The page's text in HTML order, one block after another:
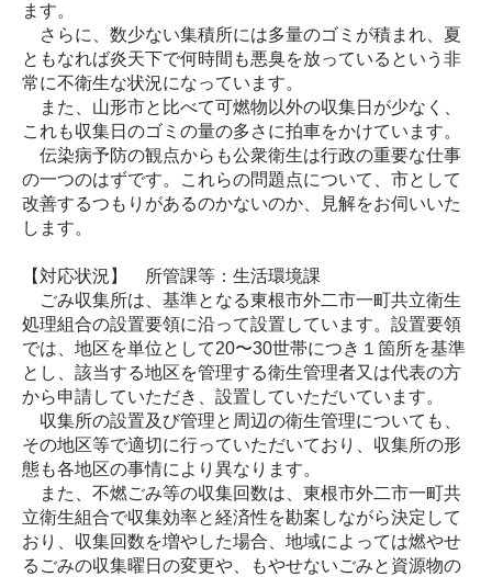
ます。
さらに、数少ない集積所には多量のゴミが積まれ、夏
ともなれば炎天下で何時間も悪臭を放っているという非
常に不衛生な状況になっています。
また、山形市と比べて可燃物以外の収集日が少なく、
これも収集日のゴミの量の多さに拍車をかけています。
伝染病予防の観点からも公衆衛生は行政の重要な仕事
の一つのはずです。これらの問題点について、市として
改善するつもりがあるのかないのか、見解をお伺いいた
します。
【対応状況】 所管課等：生活環境課
ごみ収集所は、基準となる東根市外二市一町共立衛生
処理組合の設置要領に沿って設置しています。設置要領
では、地区を単位として20〜30世帯につき１箇所を基準
とし、該当する地区を管理する衛生管理者又は代表の方
から申請していただき、設置していただいています。
収集所の設置及び管理と周辺の衛生管理についても、
その地区等で適切に行っていただいており、収集所の形
態も各地区の事情により異なります。
また、不燃ごみ等の収集回数は、東根市外二市一町共
立衛生組合で収集効率と経済性を勘案しながら決定して
おり、収集回数を増やした場合、地域によっては燃やせ
るごみの収集曜日の変更や、もやせないごみと資源物の